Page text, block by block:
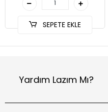
SEPETE EKLE
Yardım Lazım Mı?